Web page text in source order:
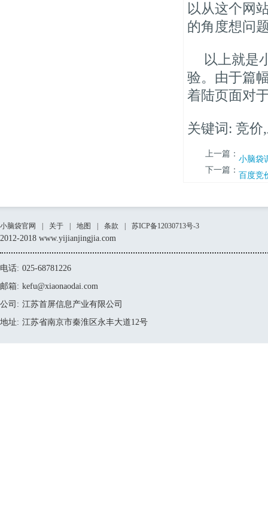
以从这个网
的角度想问
以上就是
验。由于篇
着陆页面对
关键词: 竞
上一篇： 小脑袋
下一篇： 百度竞
小脑袋官网 关于 地图 条款 苏ICP备12030713号-3
2012-2018 www.yijianjingjia.com
电话: 025-68781226
邮箱: kefu@xiaonaodai.com
公司: 江苏首屏信息产业有限公司
地址: 江苏省南京市秦淮区永丰大道12号